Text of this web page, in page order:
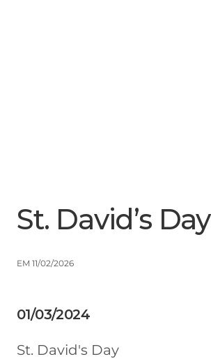
St. David’s Day
EM 11/02/2026
01/03/2024
St. David's Day